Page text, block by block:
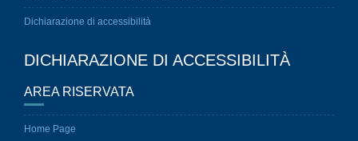
Dichiarazione di accessibilità
DICHIARAZIONE DI ACCESSIBILITÀ
AREA RISERVATA
Home Page